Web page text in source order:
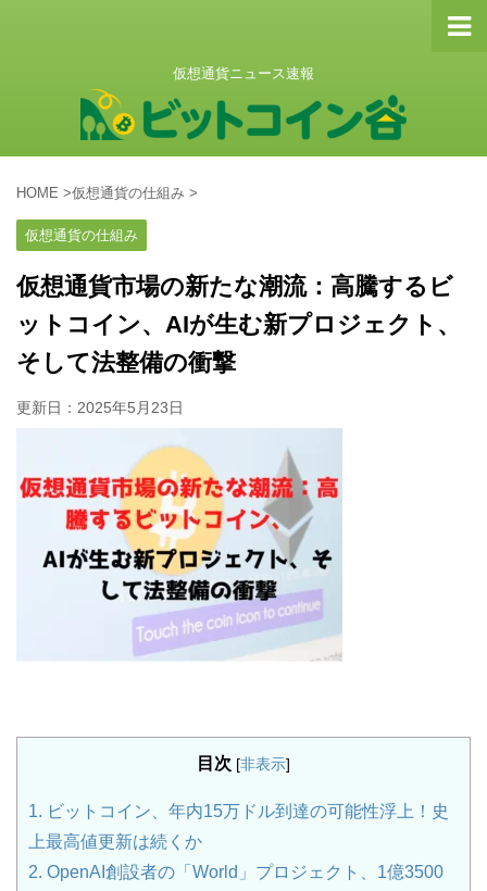
仮想通貨ニュース速報
HOME >仮想通貨の仕組み >
仮想通貨の仕組み
仮想通貨市場の新たな潮流：高騰するビ
ットコイン、AIが生む新プロジェクト、
そして法整備の衝撃
更新日： 2025年5月23日
目次 [非表示]
1. ビットコイン、年内15万ドル到達の可能性浮上！史
上最高値更新は続くか
2. OpenAI創設者の「World」プロジェクト、1億3500